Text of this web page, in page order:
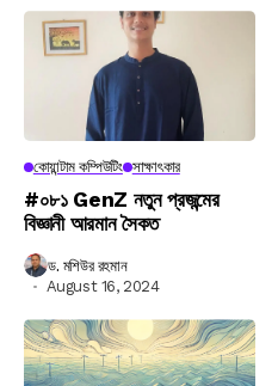
কোয়ান্টাম কম্পিউটিং সাক্ষাৎকার
#০৮১ GenZ নতুন প্রজন্মের
বিজ্ঞানী আরমান সৈকত
ড. মশিউর রহমান
August 16, 2024